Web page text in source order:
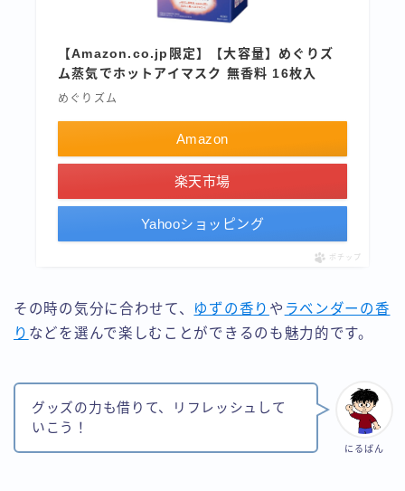
【Amazon.co.jp限定】【大容量】めぐりズ
ム蒸気でホットアイマスク 無香料 16枚入
めぐりズム
Amazon
楽天市場
Yahooショッピング
ポチップ
その時の気分に合わせて、 ゆずの香り や ラベンダーの香
り などを選んで楽しむことができるのも魅力的です。
にるばん
グッズの力も借りて、リフレッシュして
いこう！